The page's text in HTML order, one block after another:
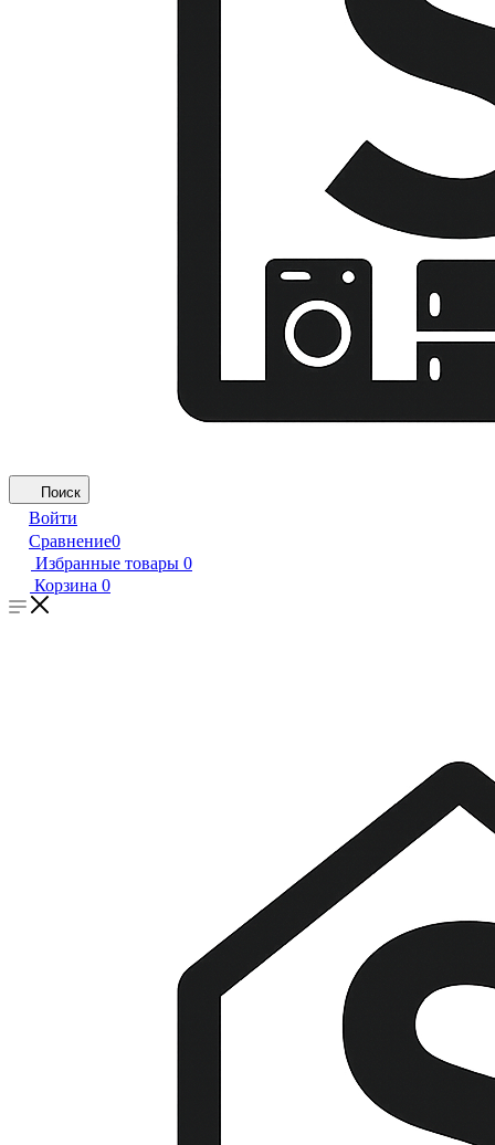
Поиск
Войти
Сравнение0
Избранные товары 0
Корзина 0